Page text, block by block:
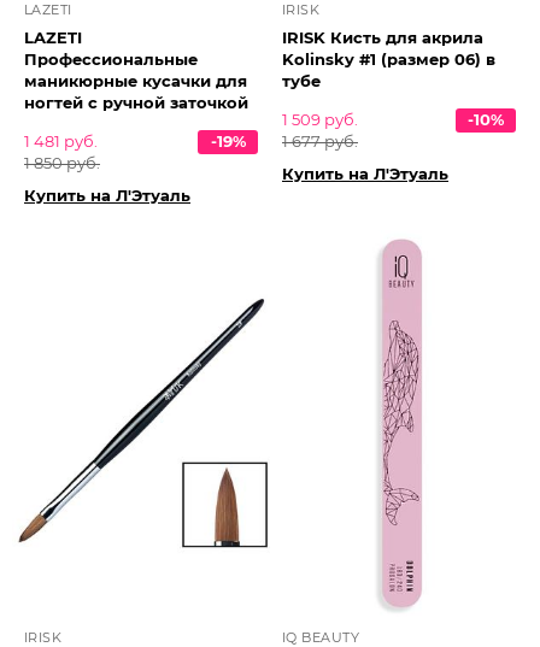
LAZETI
LAZETI
Профессиональные
маникюрные кусачки для
ногтей с ручной заточкой
1 481 руб.
1 850 руб.
-19%
Купить на Л'Этуаль
IRISK
IRISK Кисть для акрила
Kolinsky #1 (размер 06) в
тубе
1 509 руб.
1 677 руб.
-10%
Купить на Л'Этуаль
IRISK IQ BEAUTY